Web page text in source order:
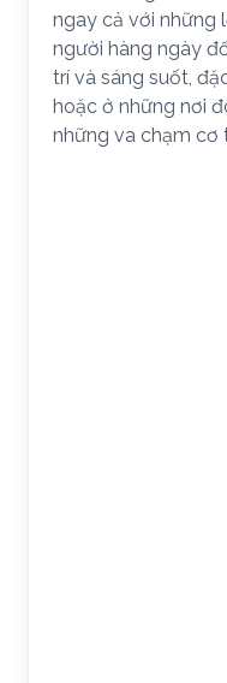
ngay cả với những
người hàng ngày
trí và sáng suốt,
hoặc ở những nơi
những va chạm cơ